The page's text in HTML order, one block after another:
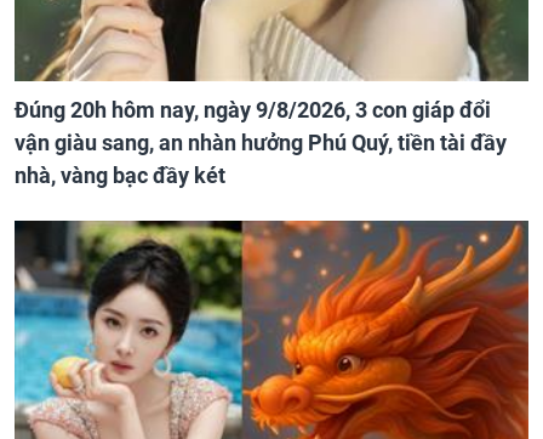
Đúng 20h hôm nay, ngày 9/8/2026, 3 con giáp đổi
vận giàu sang, an nhàn hưởng Phú Quý, tiền tài đầy
nhà, vàng bạc đầy két